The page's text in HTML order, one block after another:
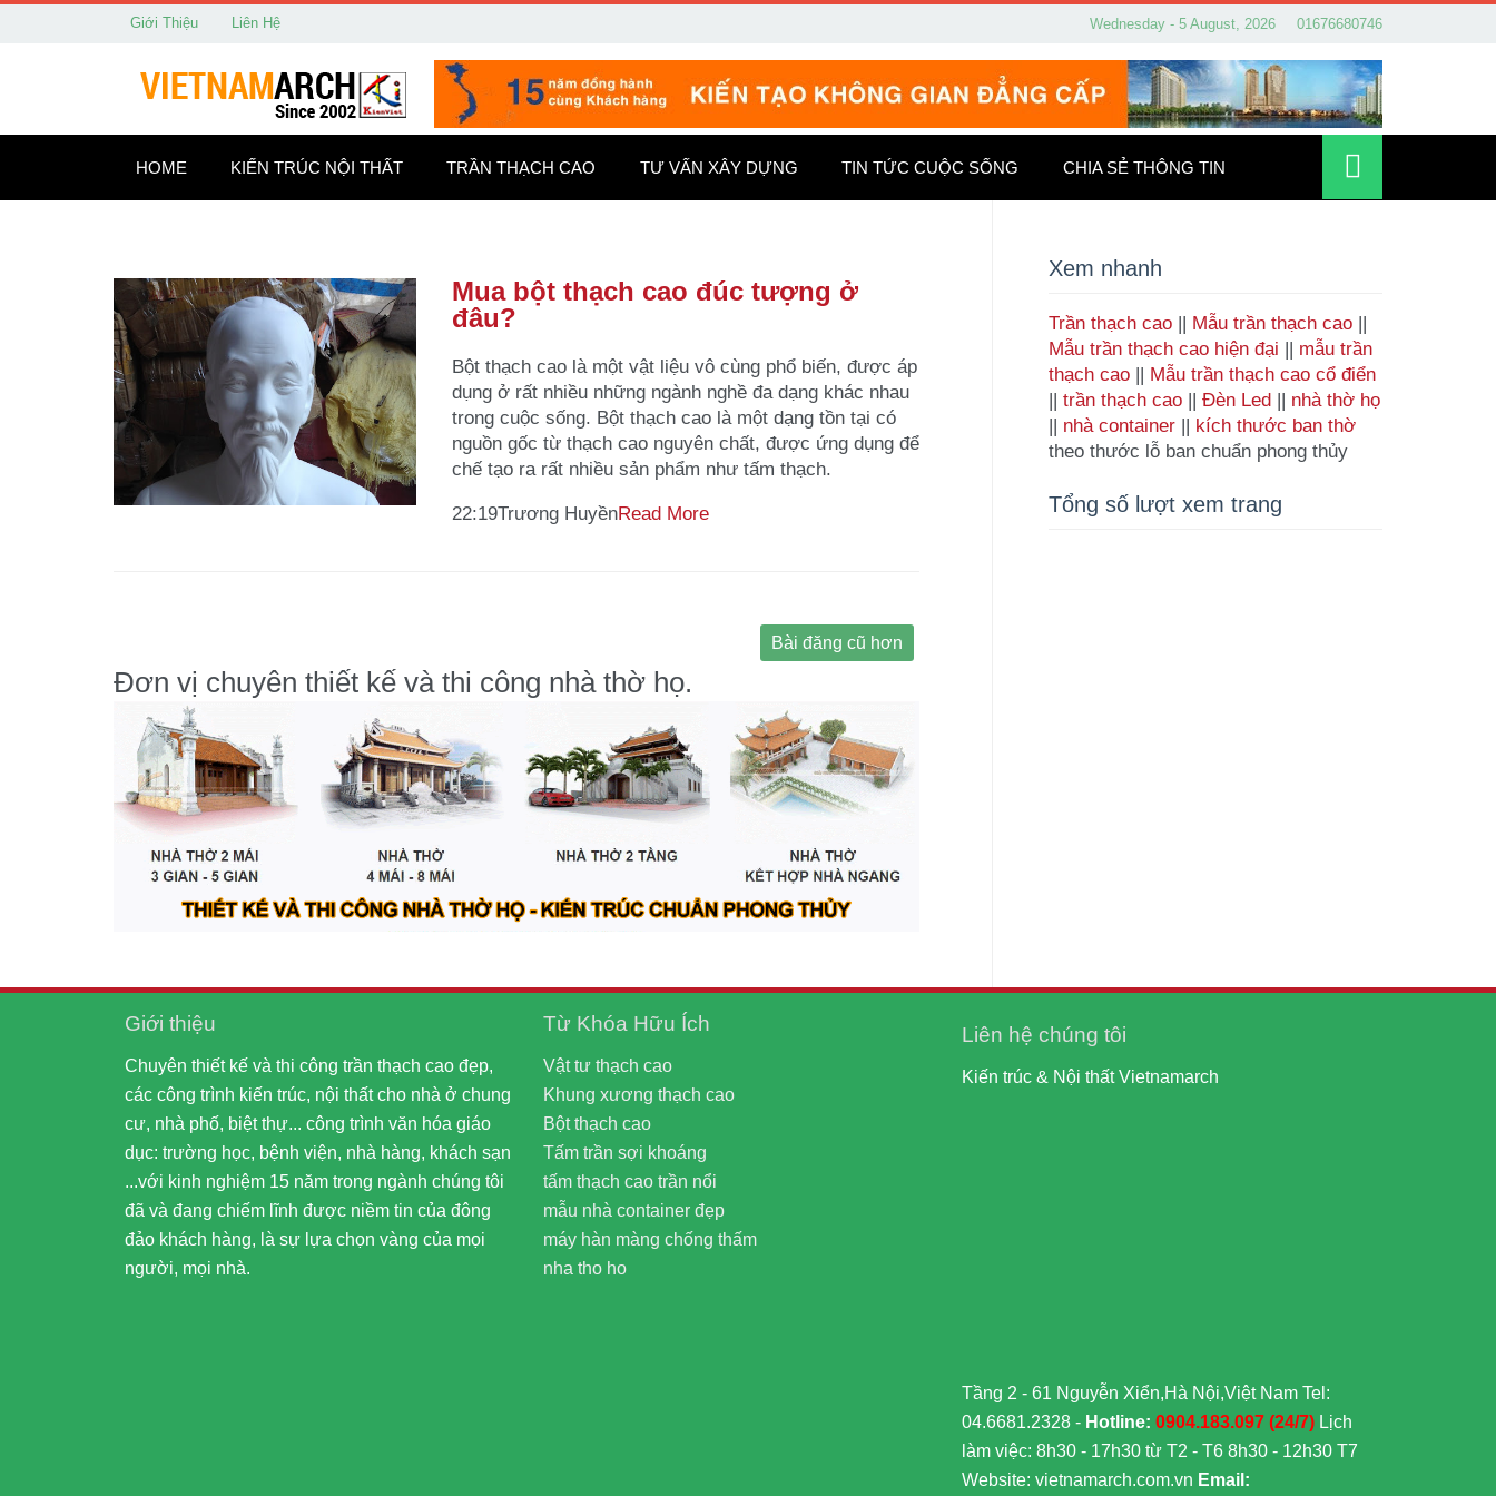
Giới Thiệu Liên Hệ Wednesday - 5 August, 2026 01676680746
HOME KIẾN TRÚC NỘI THẤT TRẦN THẠCH CAO TƯ VẤN XÂY DỰNG TIN TỨC CUỘC SỐNG CHIA SẺ THÔNG TIN
Read More
Mua bột thạch cao đúc tượng ở
đâu?
Bột thạch cao là một vật liệu vô cùng phổ biến, được áp
dụng ở rất nhiều những ngành nghề đa dạng khác nhau
trong cuộc sống. Bột thạch cao là một dạng tồn tại có
nguồn gốc từ thạch cao nguyên chất, được ứng dụng để
chế tạo ra rất nhiều sản phẩm như tấm thạch.
22:19Trương HuyềnRead More
Bài đăng cũ hơn
Đơn vị chuyên thiết kế và thi công nhà thờ họ.
Xem nhanh
Trần thạch cao || Mẫu trần thạch cao ||
Mẫu trần thạch cao hiện đại || mẫu trần
thạch cao || Mẫu trần thạch cao cổ điển
|| trần thạch cao || Đèn Led || nhà thờ họ
|| nhà container || kích thước ban thờ
theo thước lỗ ban chuẩn phong thủy
Tổng số lượt xem trang
Giới thiệu
Chuyên thiết kế và thi công trần thạch cao đẹp,
các công trình kiến trúc, nội thất cho nhà ở chung
cư, nhà phố, biệt thự... công trình văn hóa giáo
dục: trường học, bệnh viện, nhà hàng, khách sạn
...với kinh nghiệm 15 năm trong ngành chúng tôi
đã và đang chiếm lĩnh được niềm tin của đông
đảo khách hàng, là sự lựa chọn vàng của mọi
người, mọi nhà.
Từ Khóa Hữu Ích
Vật tư thạch cao
Khung xương thạch cao
Bột thạch cao
Tấm trần sợi khoáng
tấm thạch cao trần nổi
mẫu nhà container đẹp
máy hàn màng chống thấm
nha tho ho
Liên hệ chúng tôi
Kiến trúc & Nội thất Vietnamarch
Tầng 2 - 61 Nguyễn Xiển,Hà Nội,Việt Nam Tel:
04.6681.2328 - Hotline: 0904.183.097 (24/7) Lịch
làm việc: 8h30 - 17h30 từ T2 - T6 8h30 - 12h30 T7
Website: vietnamarch.com.vn Email: